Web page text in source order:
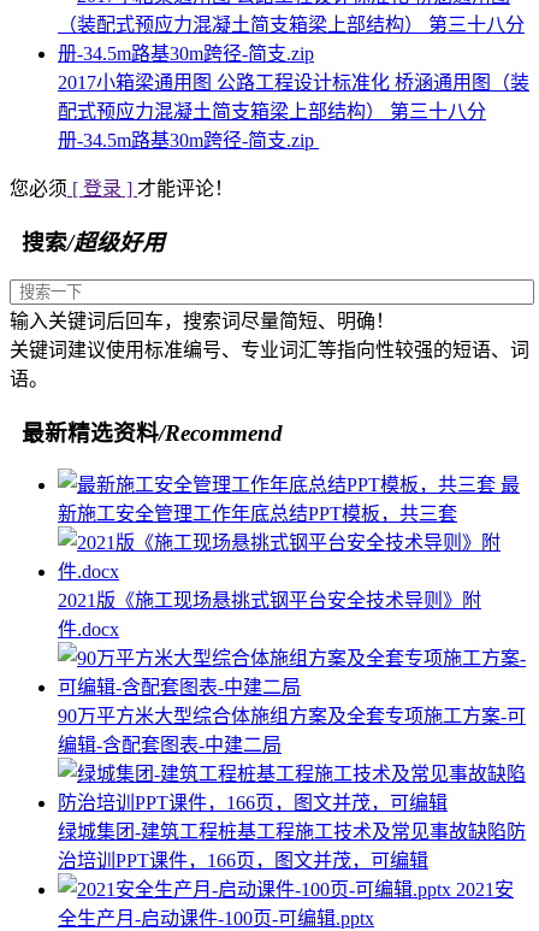
2017小箱梁通用图 公路工程设计标准化 桥涵通用图（装
配式预应力混凝土简支箱梁上部结构） 第三十八分
册-34.5m路基30m跨径-简支.zip
您必须 [ 登录 ] 才能评论！
搜索/超级好用
输入关键词后回车，搜索词尽量简短、明确！
关键词建议使用标准编号、专业词汇等指向性较强的短语、词
语。
最新精选资料/Recommend
最
新施工安全管理工作年底总结PPT模板，共三套
2021版《施工现场悬挑式钢平台安全技术导则》附
件.docx
90万平方米大型综合体施组方案及全套专项施工方案-可
编辑-含配套图表-中建二局
绿城集团-建筑工程桩基工程施工技术及常见事故缺陷防
治培训PPT课件，166页，图文并茂，可编辑
2021安
全生产月-启动课件-100页-可编辑.pptx